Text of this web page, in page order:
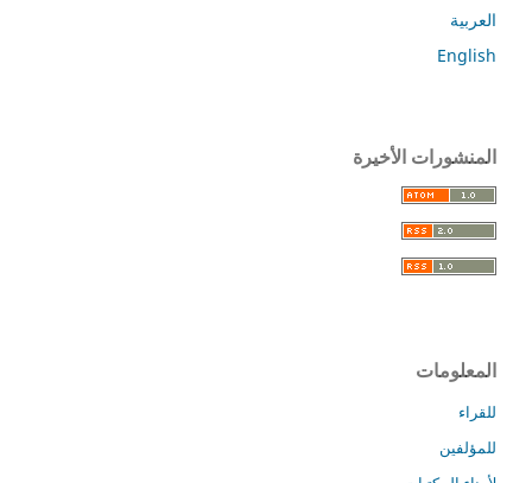
العربية
English
المنشورات الأخيرة
المعلومات
للقراء
للمؤلفين